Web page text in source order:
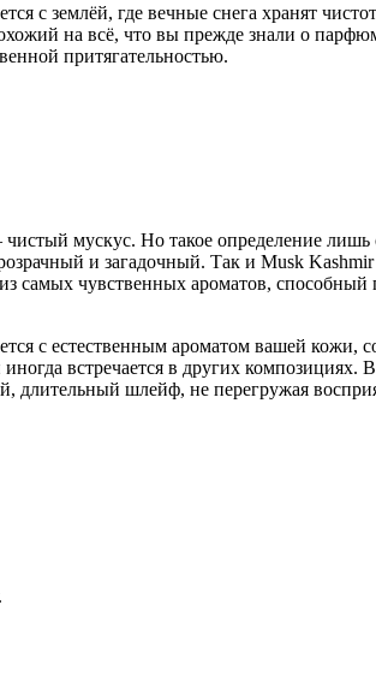
с землёй, где вечные снега хранят
на всё, что вы прежде знали о
притягательностью.
мускус. Но такое определение лишь
и загадочный. Так и Musk
самых чувственных ароматов, способный
с естественным ароматом вашей кожи,
встречается в других композициях. В
длительный шлейф, не перегружая